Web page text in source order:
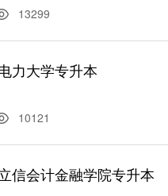
13299
力大学专升本
10121
信会计金融学院专升本